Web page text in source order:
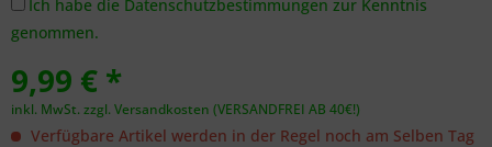
Ich habe die Datenschutzbestimmungen zur Kenntnis
genommen.
9,99 € *
inkl. MwSt. zzgl. Versandkosten (VERSANDFREI AB 40€!)
Verfügbare Artikel werden in der Regel noch am Selben Tag